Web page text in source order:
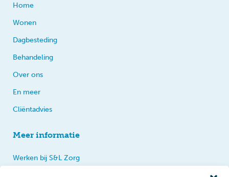
Home
Wonen
Dagbesteding
Behandeling
Over ons
En meer
Cliëntadvies
Meer informatie
Werken bij S&L Zorg